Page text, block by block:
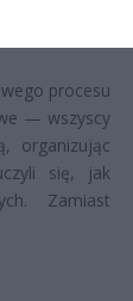
procesu
— wszyscy
organizując
się, jak
Zamiast